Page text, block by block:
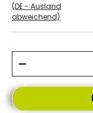
(DE - Ausland
abweichend)